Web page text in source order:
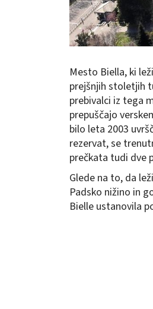
Mesto Biella, ki
prejšnjih stoletjih
prebivalci iz tega
prepuščajo
bilo leta 2003
rezervat, se
prečkata tudi dve
Glede na to, da
Padsko nižino in
Bielle ustanovila